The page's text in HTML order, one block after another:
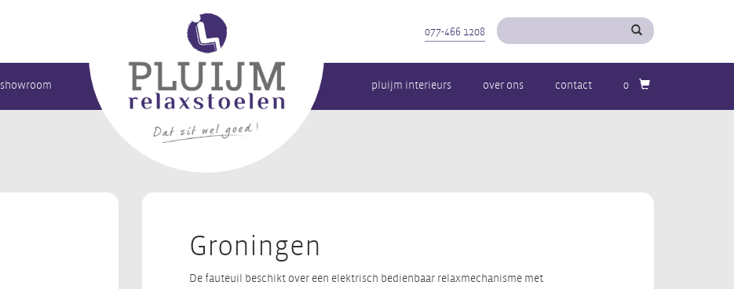
077-466 1208
showroom pluijm interieurs over ons contact 0
Groningen
De fauteuil beschikt over een elektrisch bedienbaar relaxmechanisme met